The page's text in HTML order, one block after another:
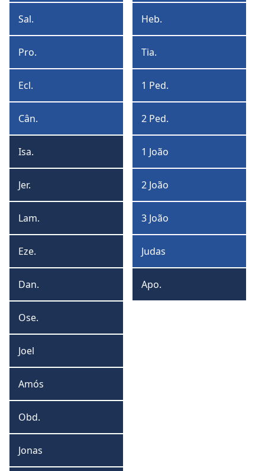
Salmos
Sal.
Provérbios
Pro.
Eclesiastes
Ecl.
Cântico
de
Salomão
Cân.
Isaías
Isa.
Jeremias
Jer.
Lamentações
Lam.
Ezequiel
Eze.
Daniel
Dan.
Oseias
Ose.
Joel
Joel
Amós
Amós
Obadias
Obd.
Jonas
Jonas
Hebreus
Heb.
Tiago
Tia.
1
Pedro
1 Ped.
2
Pedro
2 Ped.
1
João
1 João
2
João
2 João
3
João
3 João
Judas
Judas
Apocalipse
Apo.